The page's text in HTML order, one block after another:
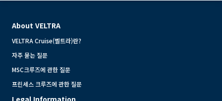
About VELTRA
VELTRA Cruise(벨트라)란?
자주 묻는 질문
MSC크루즈에 관한 질문
프린세스 크루즈에 관한 질문
Legal Information